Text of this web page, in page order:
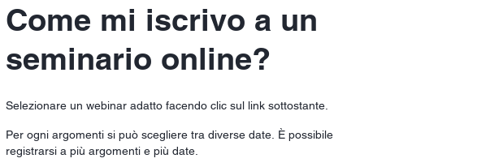
Come mi iscrivo a un
seminario online?
Selezionare un webinar adatto facendo clic sul link sottostante.
Per ogni argomenti si può scegliere tra diverse date. È possibile
registrarsi a più argomenti e più date.